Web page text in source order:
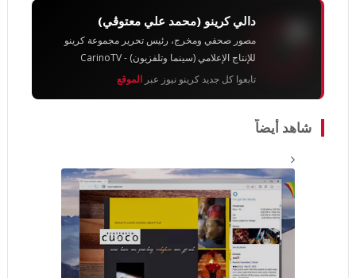
دالي كرينو (محمد علي معتوڨي)
مصور صحفي ومخرج، رئيس تحرير مجموعة كرينو
للإنتاج الإعلامي (سينما وتلفزيون) - CarinoTV
تابعوا كل جديد كرينو نيوز عبر الموقع
شاهد أيضاً